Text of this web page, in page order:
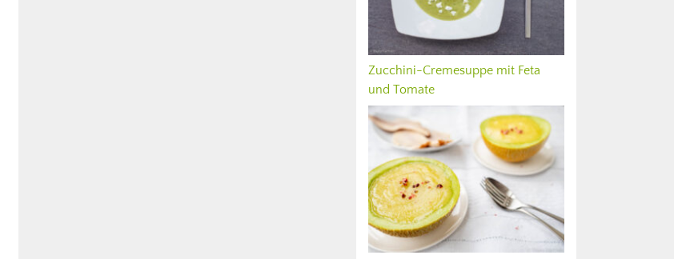
Zucchini-Cremesuppe mit Feta
und Tomate